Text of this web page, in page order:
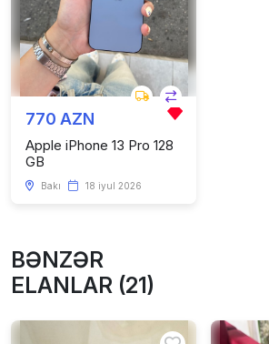
770 AZN
Apple iPhone 13 Pro 128
GB
Bakı 18 iyul 2026
BƏNZƏR
ELANLAR (21)